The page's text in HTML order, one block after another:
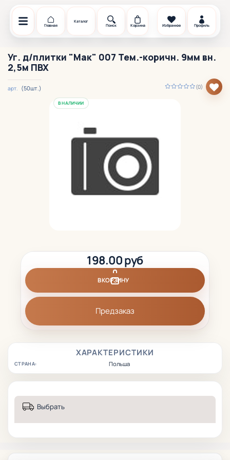
Главная
Каталог
Поиск
Корзина Избранное Профиль
Уг. д/плитки "Мак" 007 Тем.-коричн. 9мм вн.
2,5м ПВХ
(0)
арт. (50шт.)
В НАЛИЧИИ
ХАРАКТЕРИСТИКИ
СТРАНА: Польша
198.00 руб
В КОРЗИНУ
Предзаказ
Выбрать